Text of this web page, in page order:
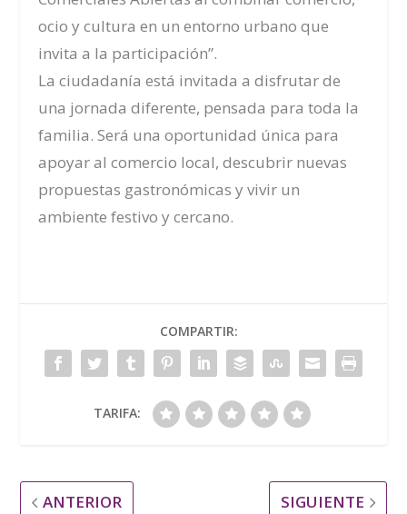
ocio y cultura en un entorno urbano que
invita a la participación”.
La ciudadanía está invitada a disfrutar de
una jornada diferente, pensada para toda la
familia. Será una oportunidad única para
apoyar al comercio local, descubrir nuevas
propuestas gastronómicas y vivir un
ambiente festivo y cercano.
COMPARTIR:
TARIFA:
ANTERIOR SIGUIENTE